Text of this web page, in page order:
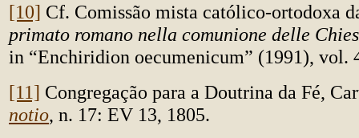
[10] Cf. Comissão mista católico-ortodoxa
primato romano nella comunione delle
in “Enchiridion oecumenicum” (1991), vol.
[11] Congregação para a Doutrina da Fé,
notio, n. 17: EV 13, 1805.